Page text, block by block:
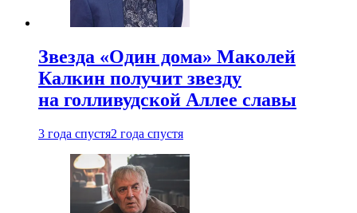
Звезда «Один дома» Маколей
Калкин получит звезду
на голливудской Аллее славы
3 года спустя2 года спустя